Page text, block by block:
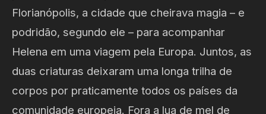
Florianópolis, a cidade que cheirava magia – e
podridão, segundo ele – para acompanhar
Helena em uma viagem pela Europa. Juntos, as
duas criaturas deixaram uma longa trilha de
corpos por praticamente todos os países da
comunidade europeia. Fora a lua de mel de